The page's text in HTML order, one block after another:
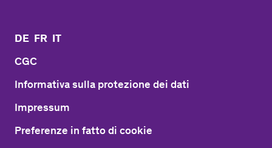
DE FR IT
CGC
Informativa sulla protezione dei dati
Impressum
Preferenze in fatto di cookie